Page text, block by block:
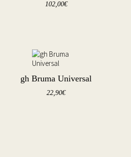
102,00€
gh Bruma Universal
22,90€